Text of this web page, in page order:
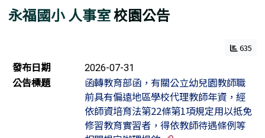
永福國小 人事室校園公告
635
新聞列表
發布日期 2026-07-31
公告標題
函轉教育部函，有關公立幼兒園教師職
前具有偏遠地區學校代理教師年資，經
依師資培育法第22條第1項規定用以抵免
修習教育實習者，得依教師待遇條例等